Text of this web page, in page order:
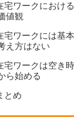
宅ワークにおけ
値観
宅ワークには基
え方はない
宅ワークは空き
ら始める
とめ